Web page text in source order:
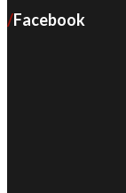
Facebook